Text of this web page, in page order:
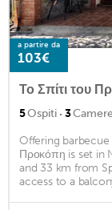
a partire da
103€
Το Σπίτι του
5Ospiti · 3Camere
Offering barbecue
Προκόπη is set in
and 33 km from
access to a